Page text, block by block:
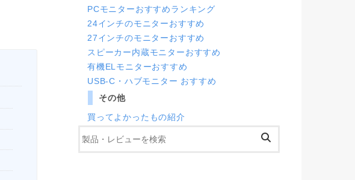
PCモニターおすすめランキング
24インチのモニターおすすめ
27インチのモニターおすすめ
スピーカー内蔵モニターおすすめ
有機ELモニターおすすめ
USB-C・ハブモニター おすすめ
その他
買ってよかったもの紹介